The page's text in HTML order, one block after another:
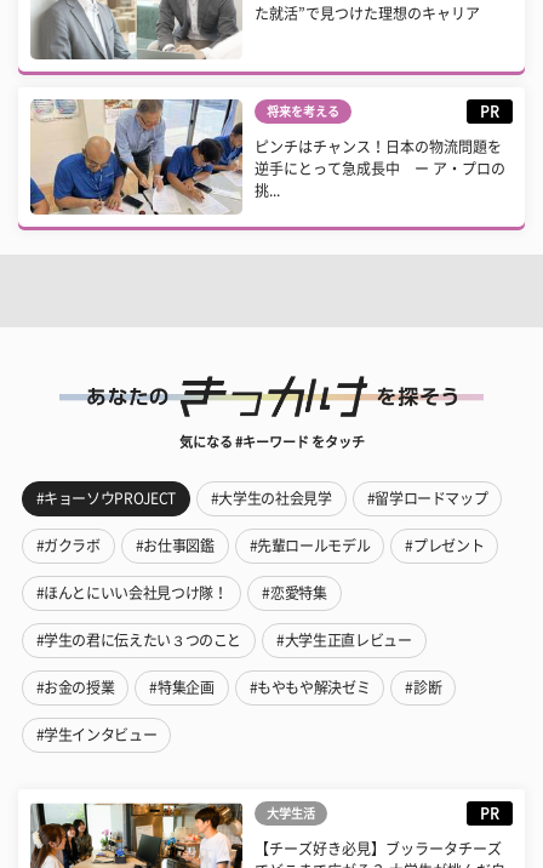
た就活”で見つけた理想のキャリア
将来を考える PR
ピンチはチャンス！日本の物流問題を
逆手にとって急成長中 ー ア・プロの
挑...
気になる #キーワード をタッチ
#キョーソウPROJECT #大学生の社会見学 #留学ロードマップ
#ガクラボ #お仕事図鑑 #先輩ロールモデル #プレゼント
#ほんとにいい会社見つけ隊！ #恋愛特集
#学生の君に伝えたい３つのこと #大学生正直レビュー
#お金の授業 #特集企画 #もやもや解決ゼミ #診断
#学生インタビュー
大学生活 PR
【チーズ好き必見】ブッラータチーズ